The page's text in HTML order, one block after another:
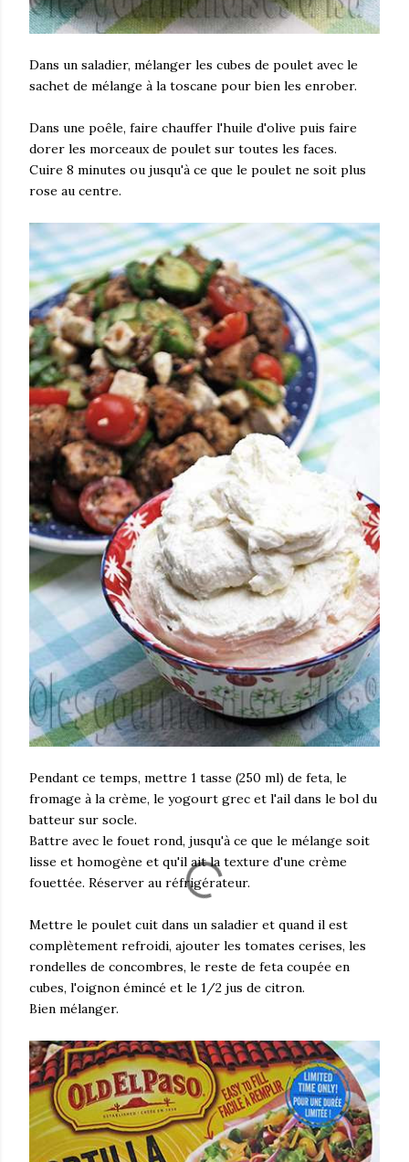
Dans un saladier, mélanger les cubes de poulet avec le
sachet de mélange à la toscane pour bien les enrober.
Dans une poêle, faire chauffer l'huile d'olive puis faire
dorer les morceaux de poulet sur toutes les faces.
Cuire 8 minutes ou jusqu'à ce que le poulet ne soit plus
rose au centre.
Pendant ce temps, mettre 1 tasse (250 ml) de feta, le
fromage à la crème, le yogourt grec et l'ail dans le bol du
batteur sur socle.
Battre avec le fouet rond, jusqu'à ce que le mélange soit
lisse et homogène et qu'il ait la texture d'une crème
fouettée. Réserver au réfrigérateur.
Mettre le poulet cuit dans un saladier et quand il est
complètement refroidi, ajouter les tomates cerises, les
rondelles de concombres, le reste de feta coupée en
cubes, l'oignon émincé et le 1/2 jus de citron.
Bien mélanger.